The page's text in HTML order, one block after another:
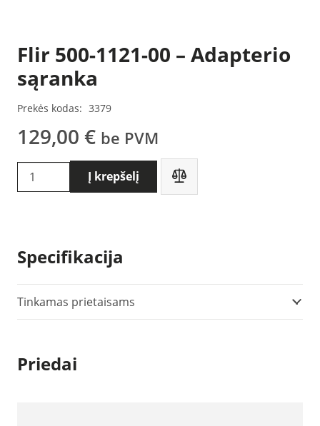
Flir 500-1121-00 – Adapterio
sąranka
Prekės kodas: 3379
129,00 € be PVM
produkto
kiekis:
00
-
Adapterio
sąranka
Į krepšelį
Specifikacija
Tinkamas prietaisams
Priedai